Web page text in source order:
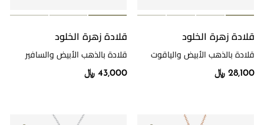
قلادة زهرة الخلود
قلادة بالذهب الأبيض والياقوت
28,100 ﷼
قلادة زهرة الخلود
قلادة بالذهب الأبيض والسافير
43,000 ﷼